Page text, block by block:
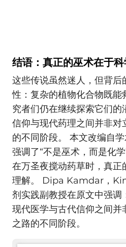
结语：真正的巫术在于
这些传说虽然迷人，但背后
性：复杂的植物化合物既能
究者们仍在继续探索它们
信仰与现代药理之间并非对
的不同阶段。 本文改编自
强调了“不是巫术，而是化
在万圣夜搅动药草时，真正
理解。 Dipa Kamdar，
剂实践副教授在原文中强调
现代医学与古代信仰之间并
之路的不同阶段。